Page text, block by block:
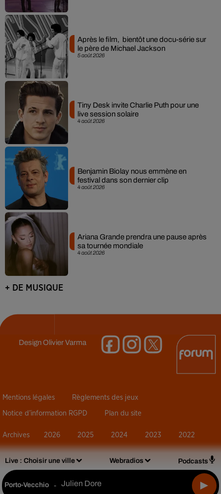
Live : Choisir une ville Webradios Podcasts
Porto-Vecchio - Julien Dore
5 août 2026
Après le film, bientôt une docu-série sur
le père de Michael Jackson
4 août 2026
Tiny Desk invite Charlie Puth pour une
live session solaire
4 août 2026
Benjamin Biolay nous emmène en
festival dans son dernier clip
4 août 2026
Ariana Grande prendra une pause après
sa tournée mondiale
+ DE MUSIQUE
DesignOlivier Varma
Mentions légales Règlements des jeux
Notice d’information RGPD Plan du site
Archives 2026 2025 2024 2023 2022